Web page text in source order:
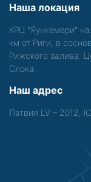
Наша локация
КРЦ "Яункемери"
км от Риги, в
Рижского залива.
Слока.
Наш адрес
Латвия LV – 2012,